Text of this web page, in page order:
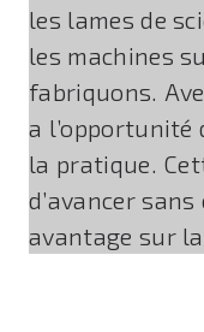
les lames de
les machines
fabriquons.
a l’opportunité
la pratique.
d’avancer
avantage sur